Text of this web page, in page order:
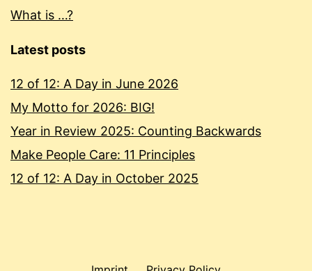
What is …?
Latest posts
12 of 12: A Day in June 2026
My Motto for 2026: BIG!
Year in Review 2025: Counting Backwards
Make People Care: 11 Principles
12 of 12: A Day in October 2025